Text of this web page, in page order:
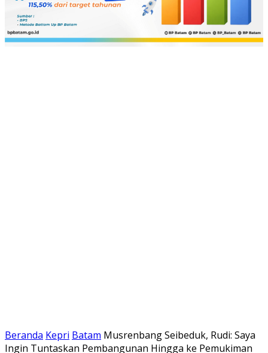
Beranda Kepri Batam Musrenbang Seibeduk, Rudi: Saya
Ingin Tuntaskan Pembangunan Hingga ke Pemukiman